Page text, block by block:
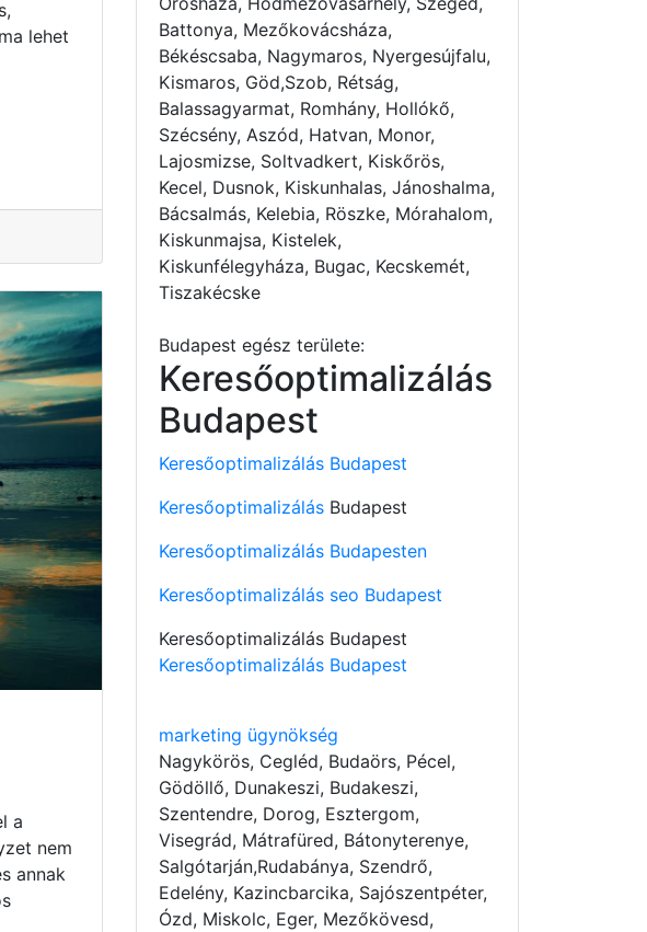
lehet
a
nem
annak
Battonya, Mezőkovácsháza,
Békéscsaba, Nagymaros, Nyergesújfalu,
Kismaros, Göd,Szob, Rétság,
Balassagyarmat, Romhány, Hollókő,
Szécsény, Aszód, Hatvan, Monor,
Lajosmizse, Soltvadkert, Kiskőrös,
Kecel, Dusnok, Kiskunhalas, Jánoshalma,
Bácsalmás, Kelebia, Röszke, Mórahalom,
Kiskunmajsa, Kistelek,
Kiskunfélegyháza, Bugac, Kecskemét,
Tiszakécske
Budapest egész területe:
Keresőoptimalizálás
Budapest
Keresőoptimalizálás Budapest
Keresőoptimalizálás Budapest
Keresőoptimalizálás Budapesten
Keresőoptimalizálás seo Budapest
Keresőoptimalizálás Budapest
Keresőoptimalizálás Budapest
marketing ügynökség
Nagykörös, Cegléd, Budaörs, Pécel,
Gödöllő, Dunakeszi, Budakeszi,
Szentendre, Dorog, Esztergom,
Visegrád, Mátrafüred, Bátonyterenye,
Salgótarján,Rudabánya, Szendrő,
Edelény, Kazincbarcika, Sajószentpéter,
Ózd, Miskolc, Eger, Mezőkövesd,